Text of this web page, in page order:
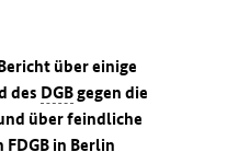
über einige
des DGBgegen die
über feindliche
FDGB in Berlin